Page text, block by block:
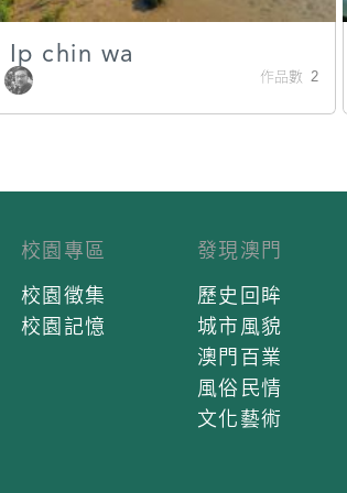
Ip chin wa
作品數 2
校園專區
校園徵集
校園記憶
發現澳門
歷史回眸
城市風貌
澳門百業
風俗民情
文化藝術